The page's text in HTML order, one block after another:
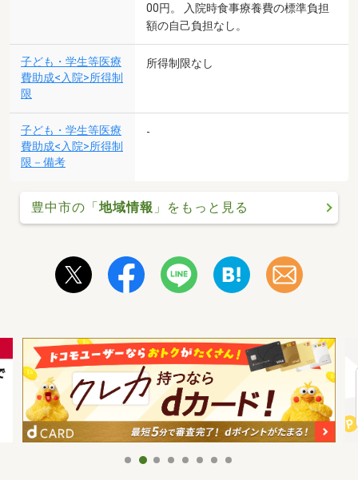
00円。 入院時食事療養費の標準負担
額の自己負担なし。
子ども・学生等医療
費助成<入院>所得制
限
所得制限なし
子ども・学生等医療
費助成<入院>所得制
限－備考
-
豊中市の「 地域情報 」をもっと見る